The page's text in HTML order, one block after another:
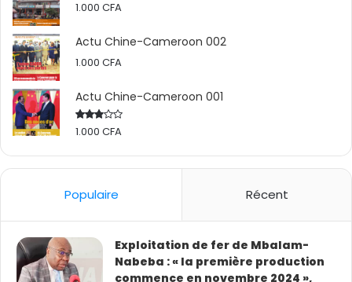
1.000 CFA
Actu Chine-Cameroon 002
1.000 CFA
Actu Chine-Cameroon 001
Rated
1.000 CFA
Populaire Récent
Exploitation de fer de Mbalam-
Nabeba : « la première production
commence en novembre 2024 »,